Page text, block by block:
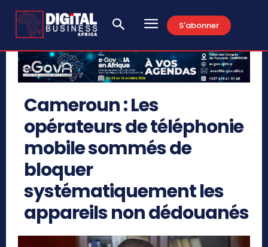
S'abonner
Cameroun : Les
opérateurs de téléphonie
mobile sommés de
bloquer
systématiquement les
appareils non dédouanés